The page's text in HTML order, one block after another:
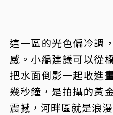
這一區的光色偏冷調
感。小編建議可以從
把水面倒影一起收進
幾秒鐘，是拍攝的黃
震撼，河畔區就是浪漫